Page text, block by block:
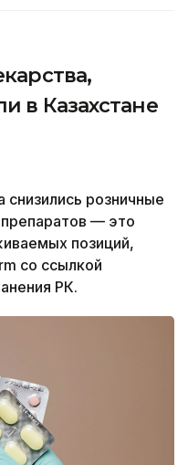
в Казахстане
снизились розничные
— это
позиций,
со ссылкой
РК.